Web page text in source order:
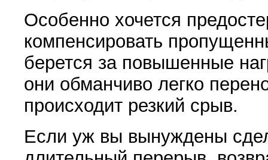
Особенно хочется
компенсировать
берется за повышенные
они обманчиво легко
происходит резкий срыв.
Если уж вы вынуждены